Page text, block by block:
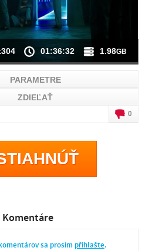
01:36:32 1.98GB
PARAMETRE
ZDIEĽAŤ
0
Komentáre
sa prosím přihlašte.